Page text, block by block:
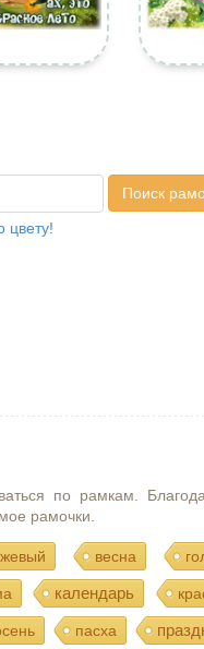
Поиск
цвету!
по рамкам.
рамочки.
весна
календарь
пасха